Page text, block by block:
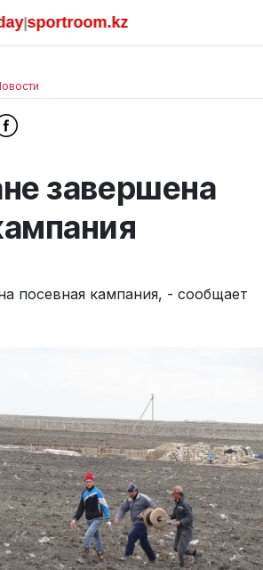
завершена
посевная кампания, - сообщает